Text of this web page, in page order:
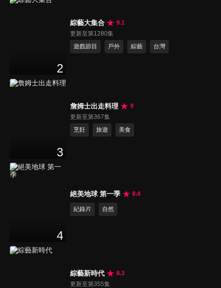
2
綜藝大集合
9.1
更新至第1280集
遊戲節目
戶外 綜藝 台灣
3
詹姆士出走料理
9
更新至第367集
烹飪
旅遊 美食
4
絕美地球 第一季 8.4
紀錄片 自然
綜藝新時代
8.3
更新至第355集